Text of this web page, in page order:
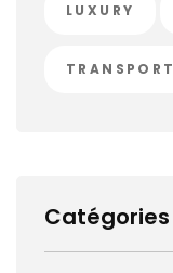
LUXURY
TRANSPORT
Catégories